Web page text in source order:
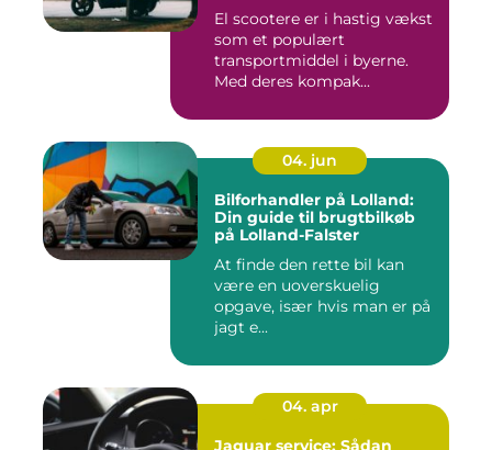
El scootere er i hastig vækst
som et populært
transportmiddel i byerne.
Med deres kompak...
04. jun
Bilforhandler på Lolland:
Din guide til brugtbilkøb
på Lolland-Falster
At finde den rette bil kan
være en uoverskuelig
opgave, især hvis man er på
jagt e...
04. apr
Jaguar service: Sådan